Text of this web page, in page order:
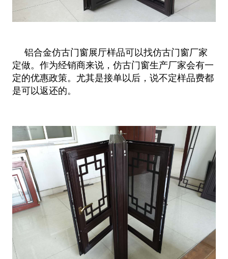
铝合金仿古门窗展厅样品可以找仿古门窗厂家
定做。作为经销商来说，仿古门窗生产厂家会有一
定的优惠政策。尤其是接单以后，说不定样品费都
是可以返还的。